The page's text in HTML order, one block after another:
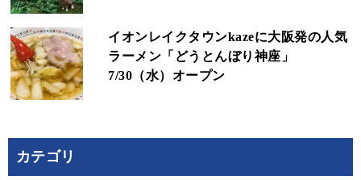
イオンレイクタウンkazeに大阪発の人気
ラーメン「どうとんぼり神座」
7/30（水）オープン
カテゴリ